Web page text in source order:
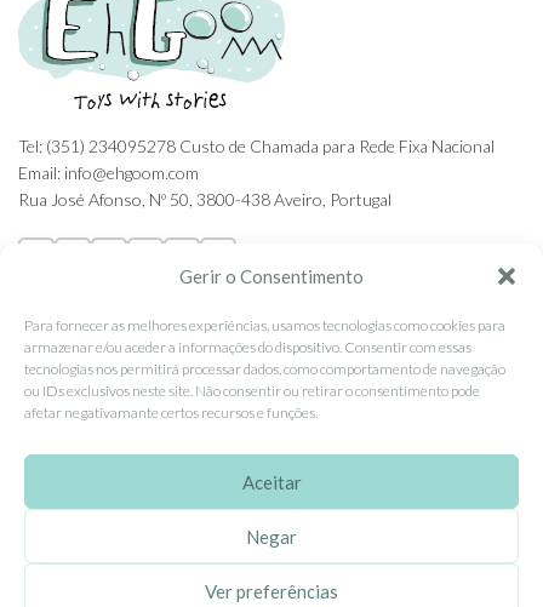
Gerir o Consentimento
Para fornecer as melhores experiências, usamos tecnologias como cookies para
armazenar e/ou aceder a informações do dispositivo. Consentir com essas
tecnologias nos permitirá processar dados, como comportamento de navegação
ou IDs exclusivos neste site. Não consentir ou retirar o consentimento pode
afetar negativamante certos recursos e funções.
Aceitar
Negar
Ver preferências
Tel: (351) 234095278 Custo de Chamada para Rede Fixa Nacional
Email: info@ehgoom.com
Rua José Afonso, Nº 50, 3800-438 Aveiro, Portugal
SOBRE A EHGOOM
Sobre Nós
Propriedade Intelectual
Colaboração com Bloggers
Listas de Aniversário e Babyshower
CONDIÇÕES GERAIS